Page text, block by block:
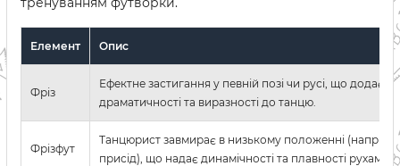
Елемент Опис
Фріз
Ефектне застигання у певній позі чи русі, що додає
драматичності та виразності до танцю.
Фрізфут
Танцюрист завмирає в низькому положенні
присід), що надає динамічності та плавності рухам.